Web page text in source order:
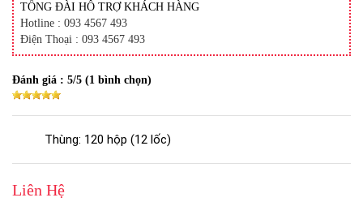
TỔNG ĐÀI HỖ TRỢ KHÁCH HÀNG
Hotline : 093 4567 493
Điện Thoại : 093 4567 493
Đánh giá : 5/5 (1 bình chọn)
Thùng: 120 hộp (12 lốc)
Liên Hệ